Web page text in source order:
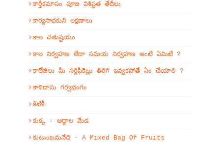
కార్తీకమాసం పూజ విశిష్టత తేదీలు
కార్యసాధకుని లక్షణాలు
కాల చతుష్టయం
కాల నిర్వహణ లేదా సమయ నిర్వహణ అంటే ఏమిటే ?
కాలేజీలు మీ సర్టిఫికెట్లు తిరిగి ఇవ్వకపోతే ఏం చేయాలి ?
కాళిదాసు గర్వభంగం
కిటికీ
కుక్క - అద్దాల మేడ
కుటుంబమనేది - A Mixed Bag Of Fruits